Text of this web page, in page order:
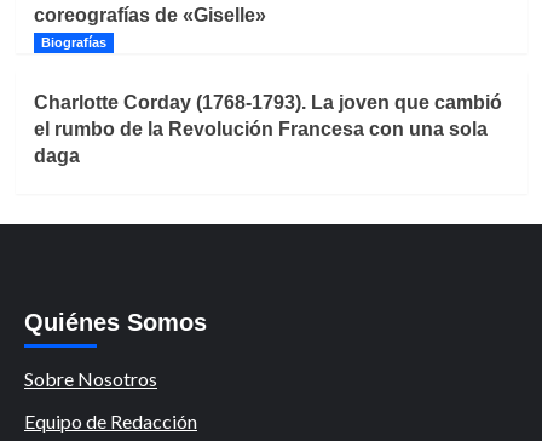
coreografías de «Giselle»
Biografías
Charlotte Corday (1768-1793). La joven que cambió
el rumbo de la Revolución Francesa con una sola
daga
Quiénes Somos
Sobre Nosotros
Equipo de Redacción